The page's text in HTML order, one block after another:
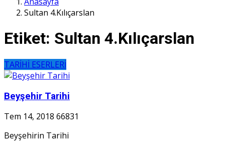
Sultan 4.Kılıçarslan
Etiket: Sultan 4.Kılıçarslan
TARİHİ ESERLERİ
Beyşehir Tarihi
Tem 14, 2018 66831
Beyşehirin Tarihi